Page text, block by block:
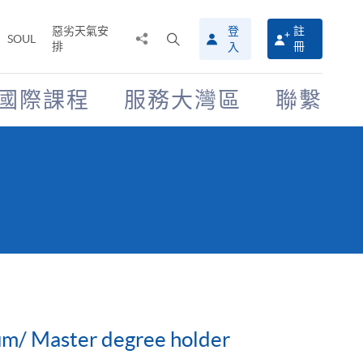
SOUL
惡劣天氣安
排
搜
尋
介
面
登
入
註
冊
際課程 服務大灣區 聯繫
Master degree holder